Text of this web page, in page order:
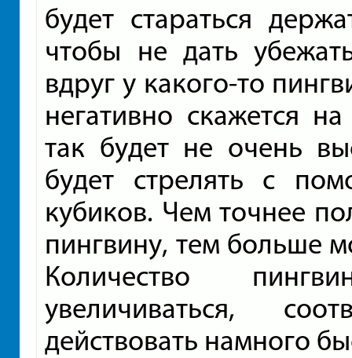
будет стараться
чтобы не дать
вдруг у какого-то
негативно скажется
так будет не очень
будет стрелять с
кубиков. Чем точнее
пингвину, тем больше
Количество
увеличиваться,
действовать намного